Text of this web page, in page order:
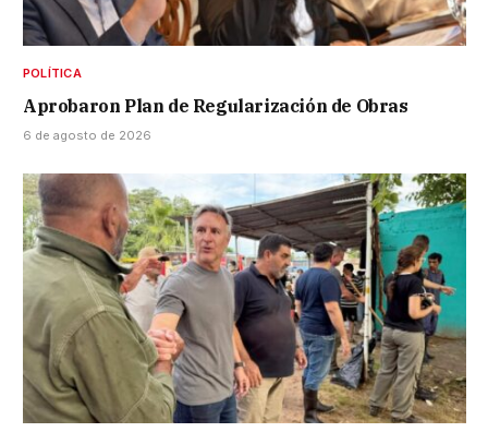
POLÍTICA
Aprobaron Plan de Regularización de Obras
6 de agosto de 2026